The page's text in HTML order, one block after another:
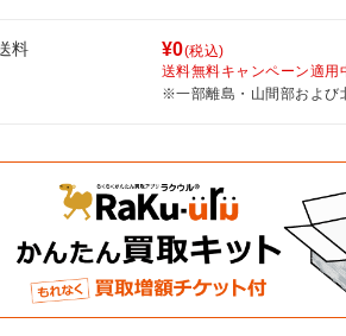
料 ¥0(税込)
送料無料キャンペーン適用
※一部離島・山間部および